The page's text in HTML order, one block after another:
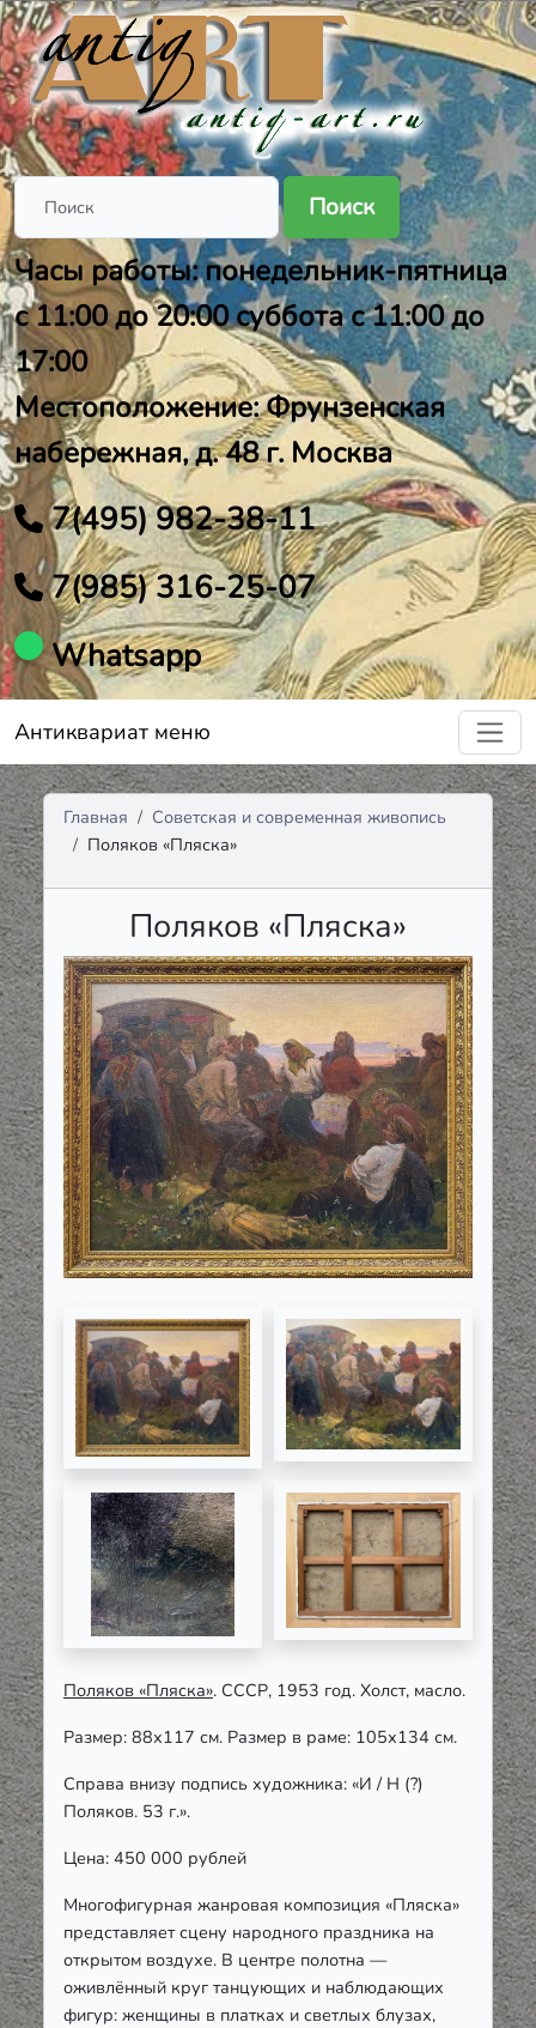
Поиск
Часы работы: понедельник-пятница
с 11:00 до 20:00 суббота с 11:00 до
17:00
Местоположение: Фрунзенская
набережная, д. 48 г. Москва
7(495) 982-38-11
7(985) 316-25-07
Whatsapp
Антиквариат меню
Главная
Советская и современная живопись
Поляков «Пляска»
Поляков «Пляска»
Поляков «Пляска». СССР, 1953 год. Холст, масло.
Размер: 88х117 см. Размер в раме: 105х134 см.
Справа внизу подпись художника: «И / Н (?)
Поляков. 53 г.».
Цена: 450 000 рублей
Многофигурная жанровая композиция «Пляска»
представляет сцену народного праздника на
открытом воздухе. В центре полотна —
оживлённый круг танцующих и наблюдающих
фигур: женщины в платках и светлых блузах,